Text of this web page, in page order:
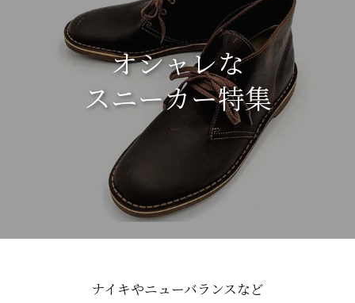
オシャレな
スニーカー特集
ナイキやニューバランスなど